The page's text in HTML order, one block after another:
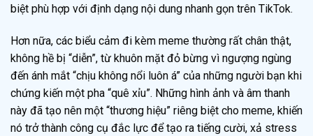
biệt phù hợp với định dạng nội dung nhanh gọn trên TikTok.
Hơn nữa, các biểu cảm đi kèm meme thường rất chân thật,
không hề bị “diễn”, từ khuôn mặt đỏ bừng vì ngượng ngùng
đến ánh mắt “chịu không nổi luôn á” của những người bạn khi
chứng kiến một pha “quê xỉu”. Những hình ảnh và âm thanh
này đã tạo nên một “thương hiệu” riêng biệt cho meme, khiến
nó trở thành công cụ đắc lực để tạo ra tiếng cười, xả stress